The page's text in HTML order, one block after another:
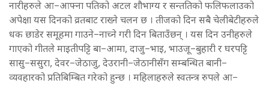
नारीहरुले आ–आफ्ना पतिको अटल शौभाग्य र सन्ततिको फलिफलाउको
अपेक्षा यस दिनको व्रतबाट राख्ने चलन छ । तीजको दिन सबै चेलीबेटीहरुले
धक छाडेर समूहमा गाउने–नाच्ने गरी दिन बिताउँछन् । यस दिन उनीहरुले
गाएको गीतले माइतीपट्टि बा–आमा, दाजु–भाइ, भाउजू–बुहारी र घरपट्टि
सासु–ससुरा, देवर–जेठाजु, देउरानी–जेठानीसँग सम्बन्धित बानी–
व्यवहारको प्रतिबिम्बित गरेको हुन्छ । महिलाहरुले स्वतन्त्र रुपले आ–